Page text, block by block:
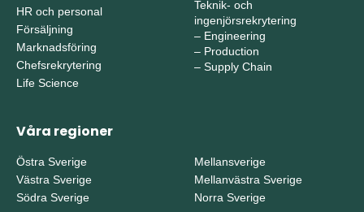
HR och personal
Försäljning
Marknadsföring
Chefsrekrytering
Life Science
Teknik- och
ingenjörsrekrytering
– Engineering
– Production
– Supply Chain
Våra regioner
Östra Sverige
Västra Sverige
Södra Sverige
Mellansverige
Mellanvästra Sverige
Norra Sverige